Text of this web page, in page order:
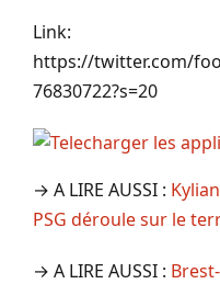
Link:
https://twitter.com/
76830722?s=20
→ A LIRE AUSSI :
PSG déroule sur le
→ A LIRE AUSSI :